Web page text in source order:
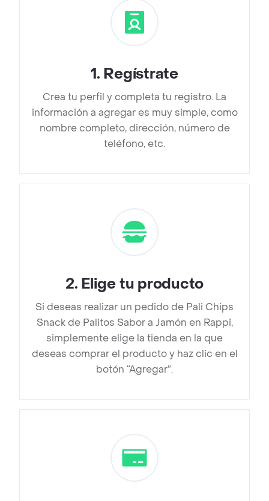
1. Regístrate
Crea tu perfil y completa tu registro. La
información a agregar es muy simple, como
nombre completo, dirección, número de
teléfono, etc.
2. Elige tu producto
Si deseas realizar un pedido de Pali Chips
Snack de Palitos Sabor a Jamón en Rappi,
simplemente elige la tienda en la que
deseas comprar el producto y haz clic en el
botón “Agregar”.